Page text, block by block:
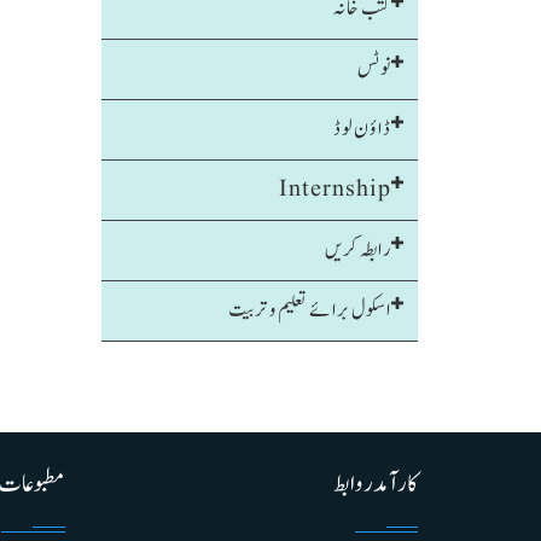
کتب خانہ
نوٹس
ڈاؤن لوڈ
Internship
رابطہ کریں
اسکول برائے تعلیم و تربیت
کارآمد روابط مطبوعات